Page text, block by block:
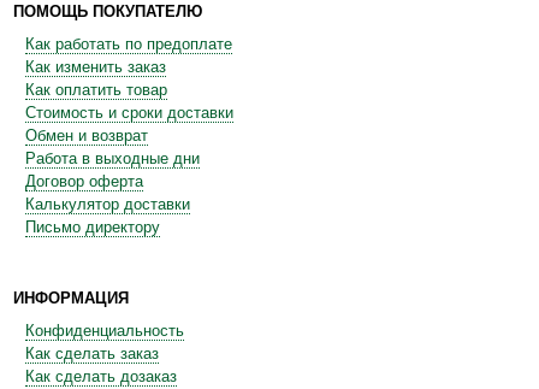
ПОМОЩЬ ПОКУПАТЕЛЮ
Как работать по предоплате
Как изменить заказ
Как оплатить товар
Стоимость и сроки доставки
Обмен и возврат
Работа в выходные дни
Договор оферта
Калькулятор доставки
Письмо директору
ИНФОРМАЦИЯ
Конфиденциальность
Как сделать заказ
Как сделать дозаказ